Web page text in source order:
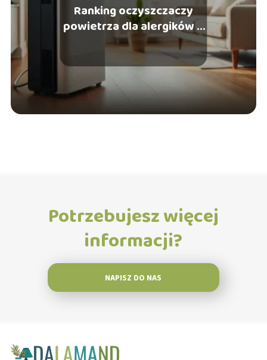
Ranking oczyszczaczy
powietrza dla alergików –
które wybrać?
Potrzebujesz więcej
informacji?
NAPISZ DO NAS